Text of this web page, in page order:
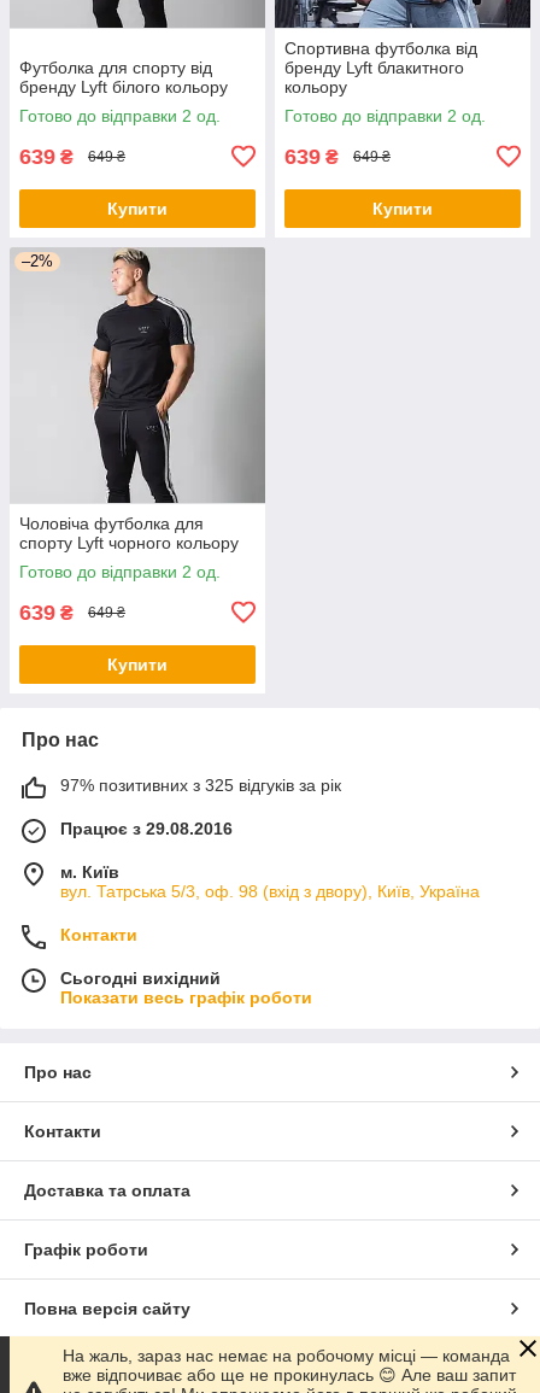
Футболка для спорту від
бренду Lyft білого кольору
Готово до відправки 2 од.
639 ₴ 649 ₴
Купити
Спортивна футболка від
бренду Lyft блакитного
кольору
Готово до відправки 2 од.
639 ₴ 649 ₴
Купити
–2%
Чоловіча футболка для
спорту Lyft чорного кольору
Готово до відправки 2 од.
639 ₴ 649 ₴
Купити
Про нас
97% позитивних з 325 відгуків за рік
Працює з 29.08.2016
м. Київ
вул. Татрська 5/3, оф. 98 (вхід з двору), Київ, Україна
Контакти
Сьогодні вихідний
Показати весь графік роботи
Про нас
Контакти
Доставка та оплата
Графік роботи
Повна версія сайту
Сайт створено на маркетплейсіProm.ua
На жаль, зараз нас немає на робочому місці — команда
вже відпочиває або ще не прокинулась 😊 Але ваш запит